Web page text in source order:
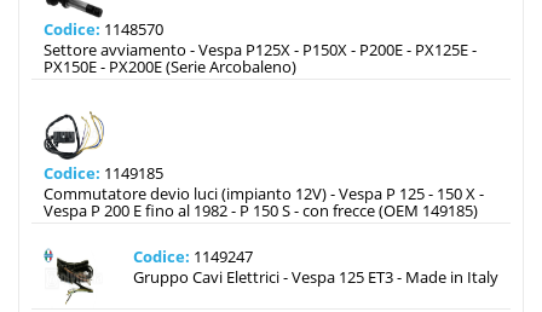
Codice: 1148570
Settore avviamento - Vespa P125X - P150X - P200E - PX125E -
PX150E - PX200E (Serie Arcobaleno)
Codice: 1149185
Commutatore devio luci (impianto 12V) - Vespa P 125 - 150 X -
Vespa P 200 E fino al 1982 - P 150 S - con frecce (OEM 149185)
Codice: 1149247
Gruppo Cavi Elettrici - Vespa 125 ET3 - Made in Italy